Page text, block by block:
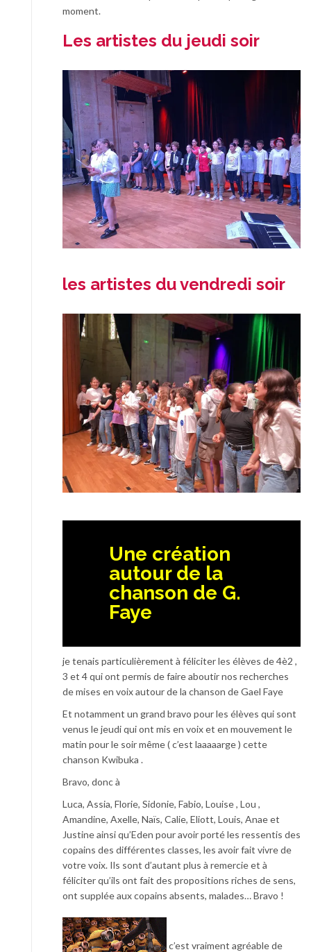
moment.
Les artistes du jeudi soir
les artistes du vendredi soir
Une création
autour de la
chanson de G.
Faye
je tenais particulièrement à féliciter les élèves de 4è2 ,
3 et 4 qui ont permis de faire aboutir nos recherches
de mises en voix autour de la chanson de Gael Faye
Et notamment un grand bravo pour les élèves qui sont
venus le jeudi qui ont mis en voix et en mouvement le
matin pour le soir même ( c’est laaaaarge ) cette
chanson Kwibuka .
Bravo, donc à
Luca, Assia, Florie, Sidonie, Fabio, Louise , Lou ,
Amandine, Axelle, Naïs, Calie, Eliott, Louis, Anae et
Justine ainsi qu’Eden pour avoir porté les ressentis des
copains des différentes classes, les avoir fait vivre de
votre voix. Ils sont d’autant plus à remercie et à
féliciter qu’ils ont fait des propositions riches de sens,
ont supplée aux copains absents, malades… Bravo !
c’est vraiment agréable de